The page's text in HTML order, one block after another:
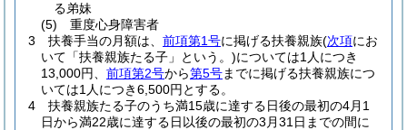
る弟妹
(5)
重度心身障害者
3
扶養手当の月額は、 前項第1号に掲げる扶養親族(次項にお
いて「扶養親族たる子」という。)については1人につき
13,000円、 前項第2号から第5号までに掲げる扶養親族につ
いては1人につき6,500円とする。
4
扶養親族たる子のうち満15歳に達する日後の最初の4月1
日から満22歳に達する日以後の最初の3月31日までの間に